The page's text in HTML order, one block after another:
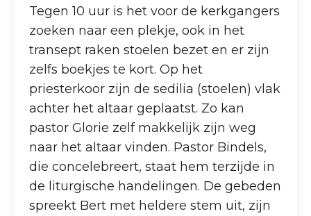
Tegen 10 uur is het voor de kerkgangers
zoeken naar een plekje, ook in het
transept raken stoelen bezet en er zijn
zelfs boekjes te kort. Op het
priesterkoor zijn de sedilia (stoelen) vlak
achter het altaar geplaatst. Zo kan
pastor Glorie zelf makkelijk zijn weg
naar het altaar vinden. Pastor Bindels,
die concelebreert, staat hem terzijde in
de liturgische handelingen. De gebeden
spreekt Bert met heldere stem uit, zijn